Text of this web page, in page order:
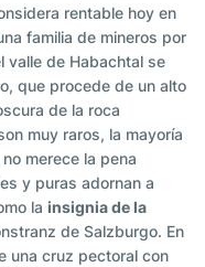
rentable hoy en
familia de mineros por
valle de Habachtal se
que procede de un alto
de la roca
muy raros, la mayoría
merece la pena
y puras adornan a
la insignia de la
de Salzburgo. En
una cruz pectoral con